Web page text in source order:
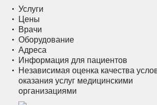
Услуги
Цены
Врачи
Оборудование
Адреса
Информация для пациентов
Независимая оценка качества
оказания услуг медицинскими
организациями